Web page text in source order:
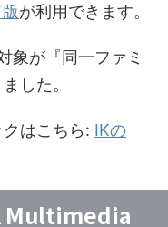
が利用できます。
象が『同一ファミ
した。
はこちら: IKの
Multimedia